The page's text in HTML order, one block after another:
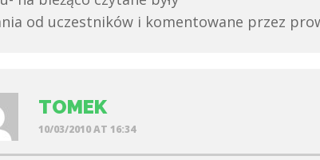
od uczestników i komentowane przez
TOMEK
10/03/2010 AT 16:34